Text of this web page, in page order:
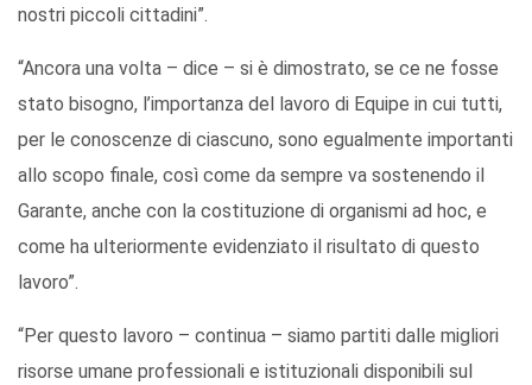
nostri piccoli cittadini”.
“Ancora una volta – dice – si è dimostrato, se ce ne fosse
stato bisogno, l’importanza del lavoro di Equipe in cui tutti,
per le conoscenze di ciascuno, sono egualmente importanti
allo scopo finale, così come da sempre va sostenendo il
Garante, anche con la costituzione di organismi ad hoc, e
come ha ulteriormente evidenziato il risultato di questo
lavoro”.
“Per questo lavoro – continua – siamo partiti dalle migliori
risorse umane professionali e istituzionali disponibili sul